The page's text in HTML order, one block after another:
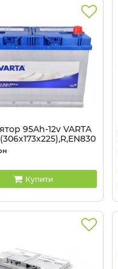
95Ah-12v VARTA
Купити